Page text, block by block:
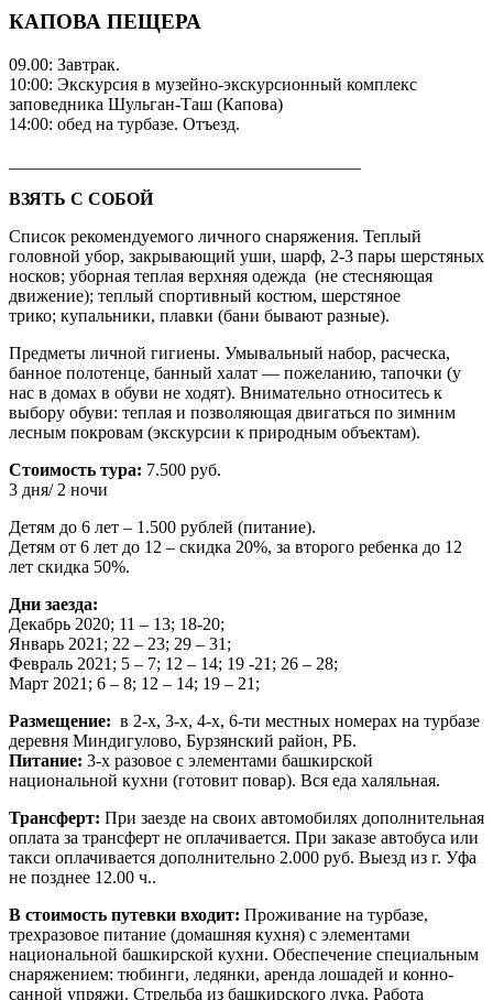
КАПОВА ПЕЩЕРА
09.00: Завтрак.
10:00: Экскурсия в музейно-экскурсионный комплекс
заповедника Шульган-Таш (Капова)
14:00: обед на турбазе. Отъезд.
ВЗЯТЬ С СОБОЙ
Список рекомендуемого личного снаряжения. Теплый
головной убор, закрывающий уши, шарф, 2-3 пары шерстяных
носков; уборная теплая верхняя одежда (не стесняющая
движение); теплый спортивный костюм, шерстяное
трико; купальники, плавки (бани бывают разные).
Предметы личной гигиены. Умывальный набор, расческа,
банное полотенце, банный халат — пожеланию, тапочки (у
нас в домах в обуви не ходят). Внимательно относитесь к
выбору обуви: теплая и позволяющая двигаться по зимним
лесным покровам (экскурсии к природным объектам).
Стоимость тура: 7.500 руб.
3 дня/ 2 ночи
Детям до 6 лет – 1.500 рублей (питание).
Детям от 6 лет до 12 – скидка 20%, за второго ребенка до 12
лет скидка 50%.
Дни заезда:
Декабрь 2020; 11 – 13; 18-20;
Январь 2021; 22 – 23; 29 – 31;
Февраль 2021; 5 – 7; 12 – 14; 19 -21; 26 – 28;
Март 2021; 6 – 8; 12 – 14; 19 – 21;
Размещение: в 2-х, 3-х, 4-х, 6-ти местных номерах на турбазе
деревня Миндигулово, Бурзянский район, РБ.
Питание: 3-х разовое с элементами башкирской
национальной кухни (готовит повар). Вся еда халяльная.
Трансферт: При заезде на своих автомобилях дополнительная
оплата за трансферт не оплачивается. При заказе автобуса или
такси оплачивается дополнительно 2.000 руб. Выезд из г. Уфа
не позднее 12.00 ч..
В стоимость путевки входит: Проживание на турбазе,
трехразовое питание (домашняя кухня) с элементами
национальной башкирской кухни. Обеспечение специальным
снаряжением: тюбинги, ледянки, аренда лошадей и конно-
санной упряжи. Стрельба из башкирского лука. Работа